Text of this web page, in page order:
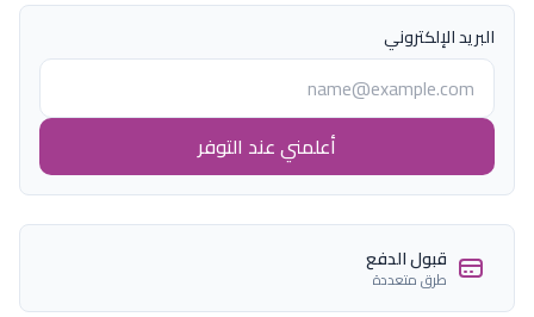
البريد الإلكتروني
أعلمني عند التوفر
قبول الدفع
طرق متعددة